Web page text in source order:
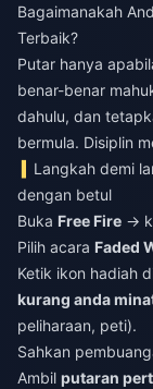
Bagaimanakah
Terbaik?
Putar hanya
benar-benar
dahulu, dan
bermula. Disiplin
Langkah demi
dengan betul
Buka Free Fire →
Pilih acara Faded
Ketik ikon hadiah
kurang anda
peliharaan, peti).
Sahkan
Ambil putaran